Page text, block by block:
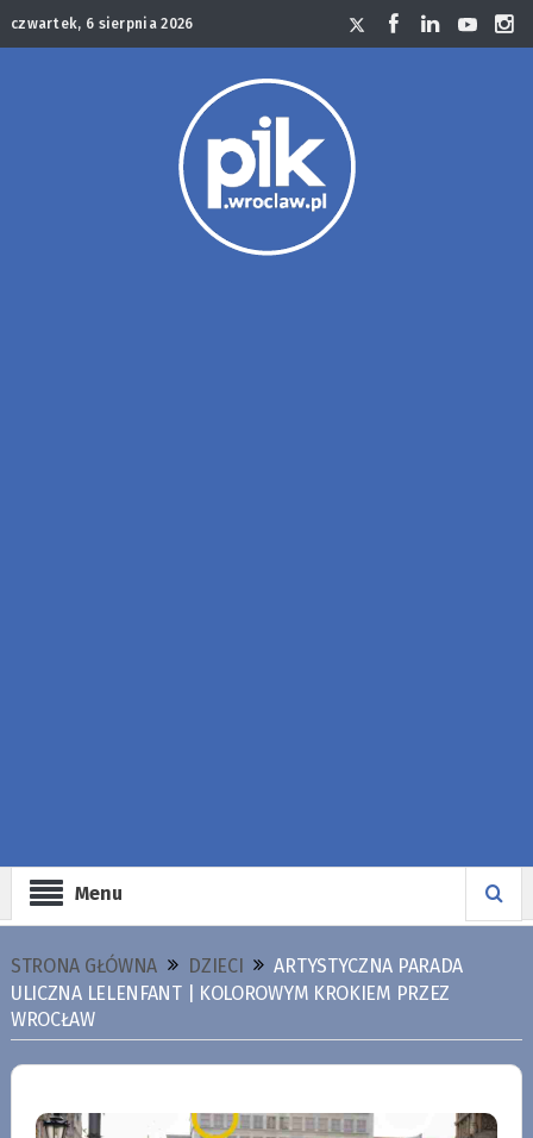
czwartek, 6 sierpnia 2026
Menu
STRONA GŁÓWNA DZIECI
ARTYSTYCZNA PARADA
ULICZNA LELENFANT | KOLOROWYM KROKIEM PRZEZ
WROCŁAW